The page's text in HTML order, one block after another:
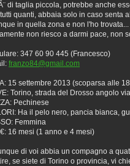
di taglia piccola, potrebbe anche
quanti, abbaia solo in caso senta
in quella zona e non l'ho
non riesco a darmi pace, non
347 60 90 445 (Francesco)
franzo84@gmail.com
15 settembre 2013 (scoparsa alle
Torino, strada del Drosso angolo
Pechinese
Ha il pelo nero, pancia bianca,
Femmina
16 mesi (1 anno e 4 mesi)
di voi abbia un compagno a
se siete di Torino o provincia, vi